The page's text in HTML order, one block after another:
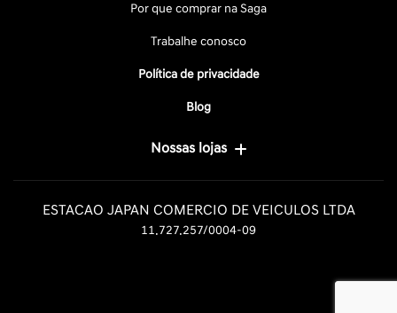
Por que comprar na Saga
Trabalhe conosco
Política de privacidade
Blog
Nossas lojas
ESTACAO JAPAN COMERCIO DE VEICULOS LTDA
11.727.257/0004-09